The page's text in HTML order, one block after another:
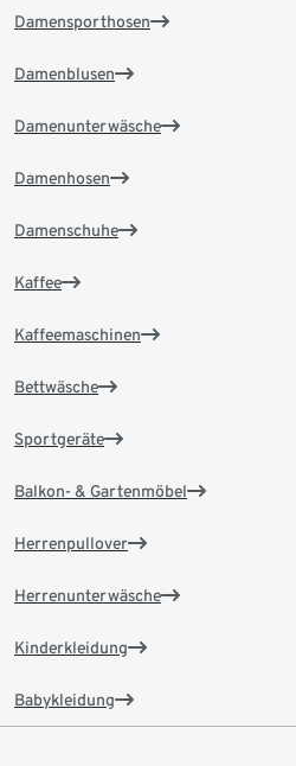
Damensporthosen
Damenblusen
Damenunterwäsche
Damenhosen
Damenschuhe
Kaffee
Kaffeemaschinen
Bettwäsche
Sportgeräte
Balkon- & Gartenmöbel
Herrenpullover
Herrenunterwäsche
Kinderkleidung
Babykleidung